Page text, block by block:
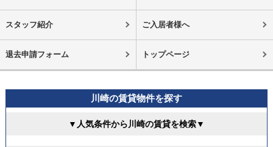
スタッフ紹介 ご入居者様へ
退去申請フォーム トップページ
川崎の賃貸物件を探す
▼人気条件から川崎の賃貸を検索▼